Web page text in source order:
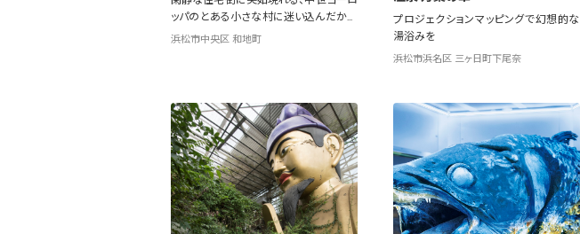
ッパのとある小さな村に迷い込んだかの
ような集落
浜松市中央区 和地町
プロジェクションマッピングで幻想的な
湯浴みを
浜松市浜名区 三ヶ日町下尾奈